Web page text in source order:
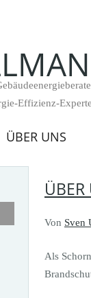
Effizienz-Experte
ÜBER UNS
ÜBER
Von Sven
Als